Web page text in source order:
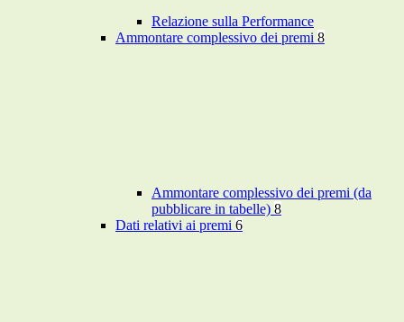
Relazione sulla Performance
Ammontare complessivo dei premi 8
Ammontare complessivo dei premi (da
pubblicare in tabelle) 8
Dati relativi ai premi 6